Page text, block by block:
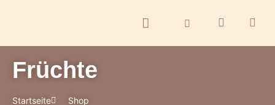
Früchte
Startseite Shop